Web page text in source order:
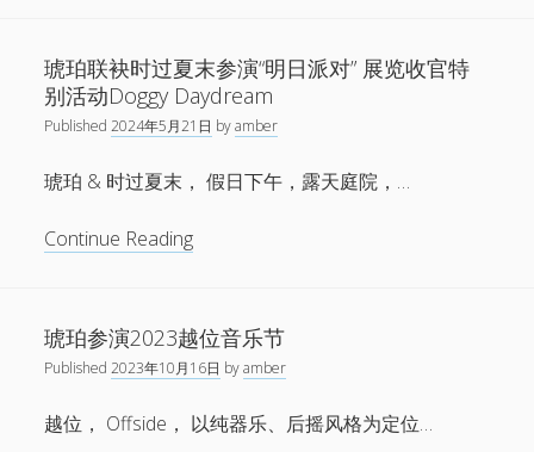
珀
的
特
别
限
定
出
琥珀联袂时过夏末参演“明日派对” 展览收官特
别活动Doggy Daydream
Published2024年5月21日 byamber
琥珀 & 时过夏末， 假日下午，露天庭院，…
Continue Reading琥
袂
时
过
夏
末
琥珀参演2023越位音乐节
Published2023年10月16日 byamber
越位， Offside， 以纯器乐、后摇风格为定位…